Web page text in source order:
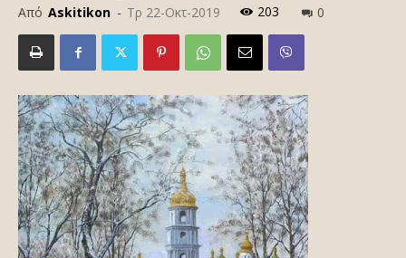
Από Askitikon - Τρ 22-Οκτ-2019 203 0